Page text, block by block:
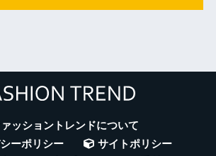
ッショントレンドについて
ーポリシー
サイトポリシー